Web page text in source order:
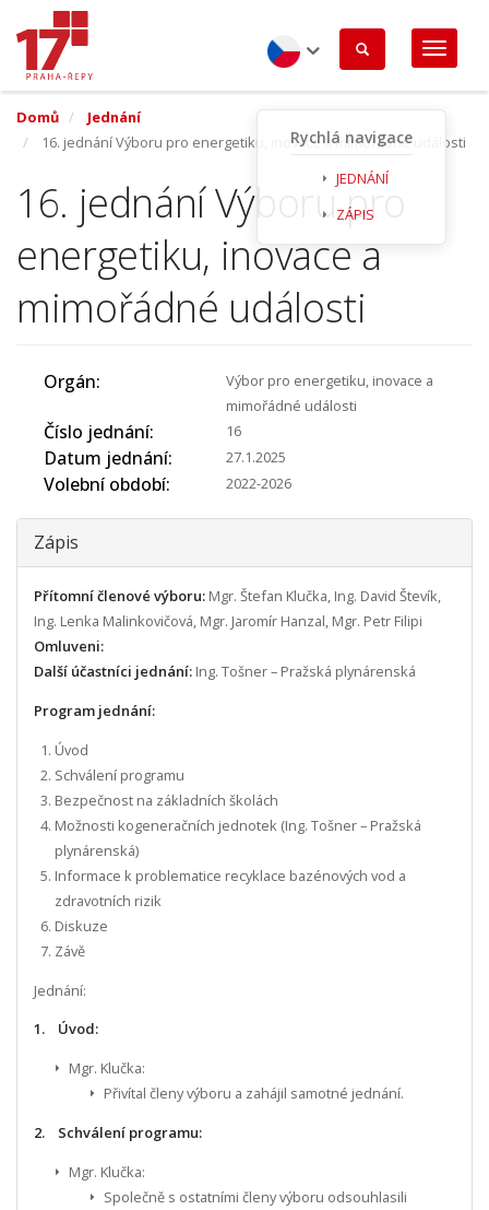
hlavnímu
obsahu
Czech
Domů
Jednání
16. jednání Výboru pro energetiku, inovace a mimořádné události
16. jednání Výboru pro
energetiku, inovace a
mimořádné události
Rychlá navigace
JEDNÁNÍ
ZÁPIS
Orgán
Výbor pro energetiku, inovace a
mimořádné události
Číslo jednání 16
Datum jednání 27.1.2025
Volební období 2022-2026
Zápis
Přítomní členové výboru: Mgr. Štefan Klučka, Ing. David Števík,
Ing. Lenka Malinkovičová, Mgr. Jaromír Hanzal, Mgr. Petr Filipi
Omluveni:
Další účastníci jednání: Ing. Tošner – Pražská plynárenská
Program jednání:
Úvod
Schválení programu
Bezpečnost na základních školách
Možnosti kogeneračních jednotek (Ing. Tošner – Pražská
plynárenská)
Informace k problematice recyklace bazénových vod a
zdravotních rizik
Diskuze
Závě
Jednání:
1. Úvod:
Mgr. Klučka:
Přivítal členy výboru a zahájil samotné jednání.
2. Schválení programu:
Mgr. Klučka:
Společně s ostatními členy výboru odsouhlasili